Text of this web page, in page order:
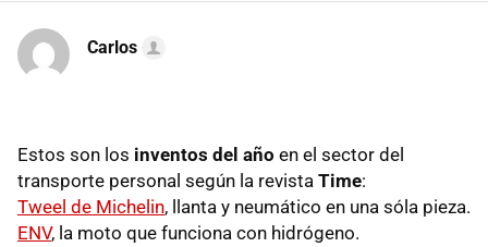
Carlos
Estos son los inventos del año en el sector del
transporte personal según la revista Time:
Tweel de Michelin, llanta y neumático en una sóla pieza.
ENV, la moto que funciona con hidrógeno.